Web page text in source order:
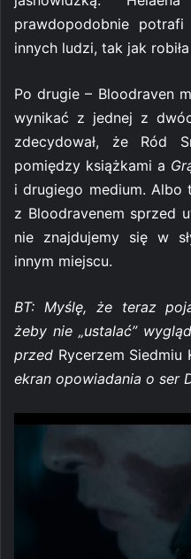
prawdopodobnie
innych ludzi, tak jak
Po drugie – Bloodraven
wynikać z jednej z
zdecydował, że Ród
pomiędzy książkami a
i drugiego medium. Albo
z Bloodravenem sprzed
nie znajdujemy się w
innym miejscu.
BT: Myślę, że teraz
żeby nie „ustalać”
przed Rycerzem Siedmiu
ekran opowiadania o ser